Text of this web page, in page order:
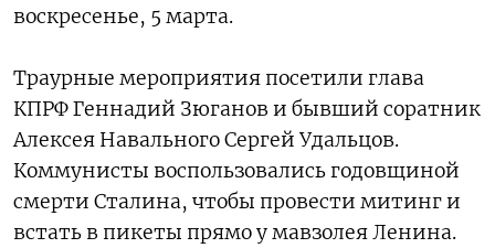
воскресенье, 5 марта.
Траурные мероприятия посетили глава
КПРФ Геннадий Зюганов и бывший соратник
Алексея Навального Сергей Удальцов.
Коммунисты воспользовались годовщиной
смерти Сталина, чтобы провести митинг и
встать в пикеты прямо у мавзолея Ленина.